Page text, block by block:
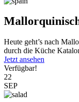
Heute geht’s nach
durch die Küche
Jetzt ansehen
Verfügbar!
22
SEP